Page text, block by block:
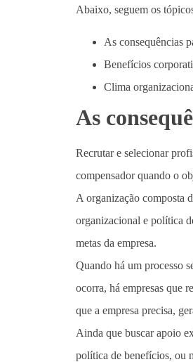
Abaixo, seguem os
As consequências
Benefícios
Clima
As
Recrutar e selecionar
compensador quando o
A organização composta
organizacional e política
metas da empresa.
Quando há um processo
ocorra, há empresas que
que a empresa precisa,
Ainda que buscar apoio
política de benefícios, ou